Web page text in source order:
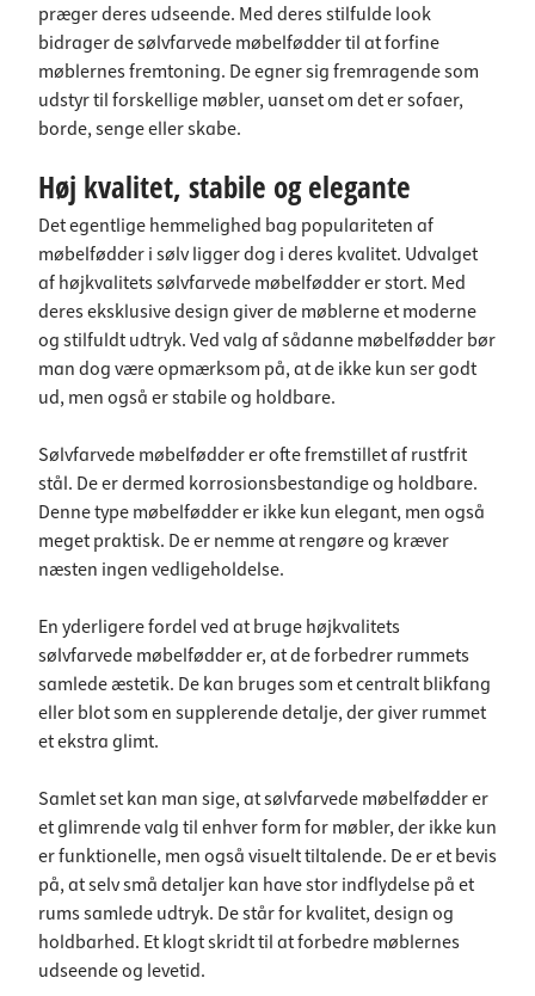
præger deres udseende. Med deres stilfulde look
bidrager de sølvfarvede møbelfødder til at forfine
møblernes fremtoning. De egner sig fremragende som
udstyr til forskellige møbler, uanset om det er sofaer,
borde, senge eller skabe.
Høj kvalitet, stabile og elegante
Det egentlige hemmelighed bag populariteten af
møbelfødder i sølv ligger dog i deres kvalitet. Udvalget
af højkvalitets sølvfarvede møbelfødder er stort. Med
deres eksklusive design giver de møblerne et moderne
og stilfuldt udtryk. Ved valg af sådanne møbelfødder bør
man dog være opmærksom på, at de ikke kun ser godt
ud, men også er stabile og holdbare.
Sølvfarvede møbelfødder er ofte fremstillet af rustfrit
stål. De er dermed korrosionsbestandige og holdbare.
Denne type møbelfødder er ikke kun elegant, men også
meget praktisk. De er nemme at rengøre og kræver
næsten ingen vedligeholdelse.
En yderligere fordel ved at bruge højkvalitets
sølvfarvede møbelfødder er, at de forbedrer rummets
samlede æstetik. De kan bruges som et centralt blikfang
eller blot som en supplerende detalje, der giver rummet
et ekstra glimt.
Samlet set kan man sige, at sølvfarvede møbelfødder er
et glimrende valg til enhver form for møbler, der ikke kun
er funktionelle, men også visuelt tiltalende. De er et bevis
på, at selv små detaljer kan have stor indflydelse på et
rums samlede udtryk. De står for kvalitet, design og
holdbarhed. Et klogt skridt til at forbedre møblernes
udseende og levetid.